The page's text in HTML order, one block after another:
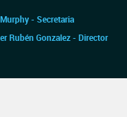
- Secretaria
Rubén Gonzalez - Director